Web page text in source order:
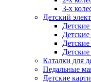
3-х
Детский
Каталки для
Педальные
Детские